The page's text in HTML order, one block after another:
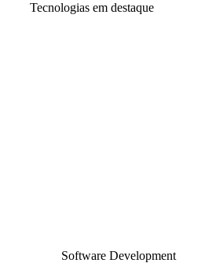
Tecnologias em destaque
Software Development